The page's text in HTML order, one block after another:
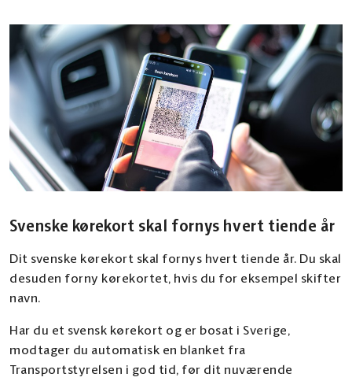
Svenske kørekort skal fornys hvert tiende år
Dit svenske kørekort skal fornys hvert tiende år. Du skal
desuden forny kørekortet, hvis du for eksempel skifter
navn.
Har du et svensk kørekort og er bosat i Sverige,
modtager du automatisk en blanket fra
Transportstyrelsen i god tid, før dit nuværende